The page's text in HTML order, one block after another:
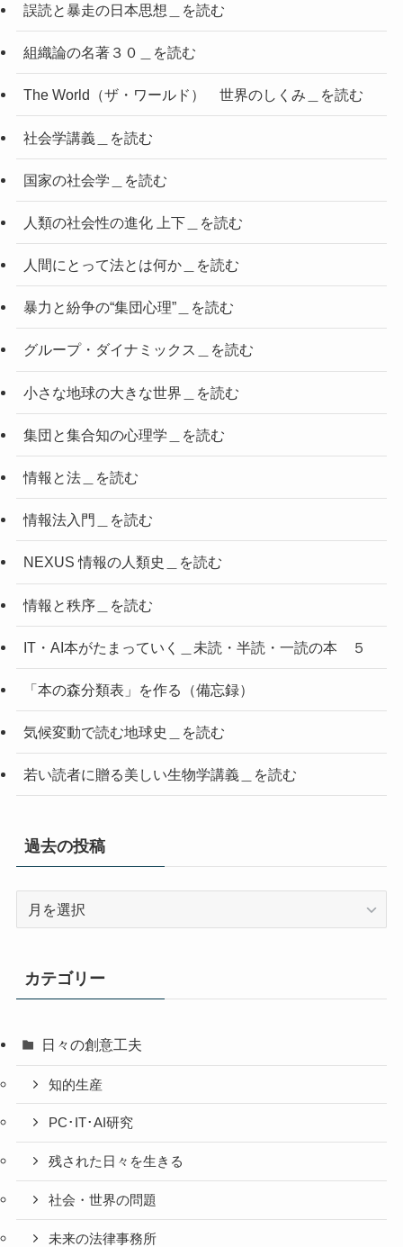
誤読と暴走の日本思想＿を読む
組織論の名著３０＿を読む
The World（ザ・ワールド） 世界のしくみ＿を読む
社会学講義＿を読む
国家の社会学＿を読む
人類の社会性の進化 上下＿を読む
人間にとって法とは何か＿を読む
暴力と紛争の“集団心理”＿を読む
グループ・ダイナミックス＿を読む
小さな地球の大きな世界＿を読む
集団と集合知の心理学＿を読む
情報と法＿を読む
情報法入門＿を読む
NEXUS 情報の人類史＿を読む
情報と秩序＿を読む
IT・AI本がたまっていく＿未読・半読・一読の本 ５
「本の森分類表」を作る（備忘録）
気候変動で読む地球史＿を読む
若い読者に贈る美しい生物学講義＿を読む
過去の投稿
稿
カテゴリー
日々の創意工夫
知的生産
PC･IT･AI研究
残された日々を生きる
社会・世界の問題
未来の法律事務所